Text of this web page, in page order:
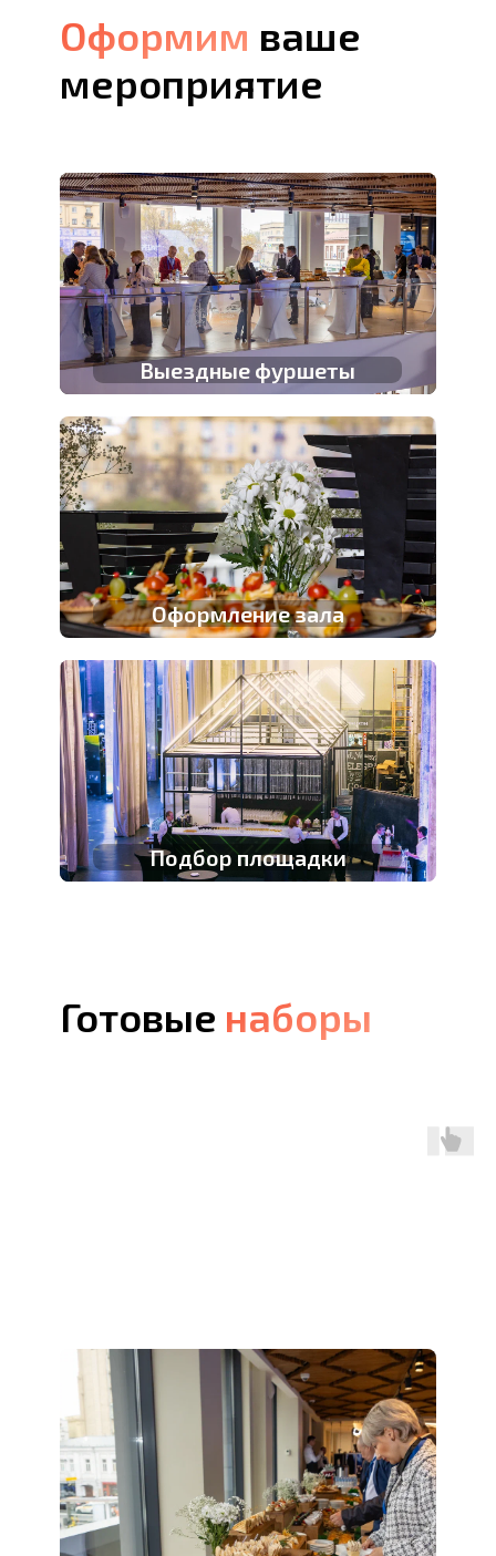
Выездные фуршеты
Подбор площадки
Оформление зала
Оформим
Оформим ваше
мероприятие
наборы
Готовые наборы